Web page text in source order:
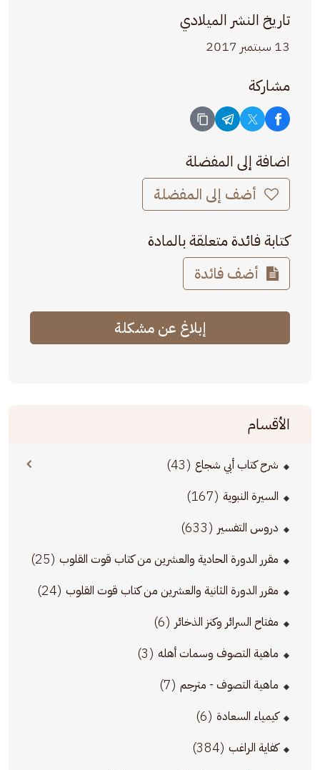
تاريخ النشر الميلادي
13 سبتمبر 2017
مشاركة
اضافة إلى المفضلة
أضف إلى المفضلة
كتابة فائدة متعلقة بالمادة
أضف فائدة
إبلاغ عن مشكلة
الأقسام
شرح كتاب أبي شجاع (43)
السيرة النبوية (167)
دروس التفسير (633)
مقرر الدورة الحادية والعشرين من كتاب قوت القلوب (25)
مقرر الدورة الثانية والعشرين من كتاب قوت القلوب (24)
مفتاح السرائر وكنز الذخائر (6)
ماهية التصوف وسمات أهله (3)
ماهية التصوف - مترجم (7)
كيمياء السعادة (6)
كفاية الراغب (384)